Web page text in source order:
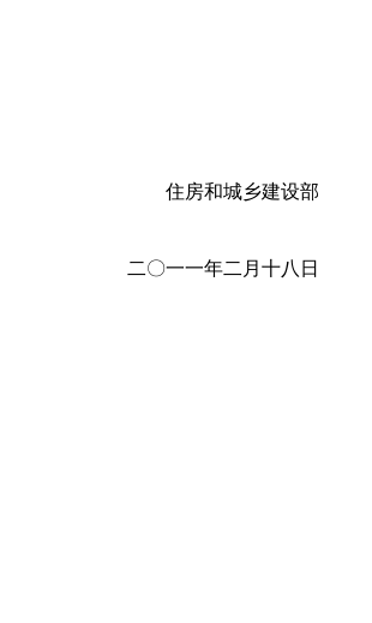
住房和城乡建设部
二〇一一年二月十八日